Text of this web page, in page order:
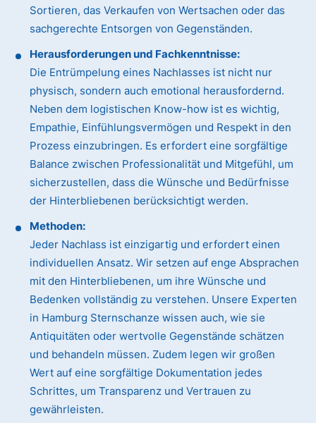
Sortieren, das Verkaufen von Wertsachen oder das
sachgerechte Entsorgen von Gegenständen.
Herausforderungen und Fachkenntnisse:
Die Entrümpelung eines Nachlasses ist nicht nur
physisch, sondern auch emotional herausfordernd.
Neben dem logistischen Know-how ist es wichtig,
Empathie, Einfühlungsvermögen und Respekt in den
Prozess einzubringen. Es erfordert eine sorgfältige
Balance zwischen Professionalität und Mitgefühl, um
sicherzustellen, dass die Wünsche und Bedürfnisse
der Hinterbliebenen berücksichtigt werden.
Methoden:
Jeder Nachlass ist einzigartig und erfordert einen
individuellen Ansatz. Wir setzen auf enge Absprachen
mit den Hinterbliebenen, um ihre Wünsche und
Bedenken vollständig zu verstehen. Unsere Experten
in Hamburg Sternschanze wissen auch, wie sie
Antiquitäten oder wertvolle Gegenstände schätzen
und behandeln müssen. Zudem legen wir großen
Wert auf eine sorgfältige Dokumentation jedes
Schrittes, um Transparenz und Vertrauen zu
gewährleisten.